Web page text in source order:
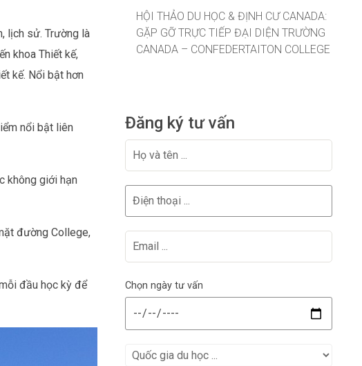
lịch sử. Trường là
khoa Thiết kế,
kế. Nổi bật hơn
nổi bật liên
không giới hạn
đường College,
đầu học kỳ để
HỘI THẢO DU HỌC & ĐỊNH CƯ CANADA:
GẶP GỠ TRỰC TIẾP ĐẠI DIỆN TRƯỜNG
CANADA – CONFEDERTAITON COLLEGE
Đăng ký tư vấn
Chọn ngày tư vấn